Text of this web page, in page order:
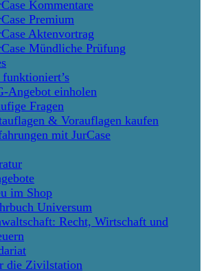
Kommentare
Premium
Aktenvortrag
Mündliche Prüfung
funktioniert’s
Angebot einholen
Fragen
& Vorauflagen kaufen
mit JurCase
im Shop
Universum
Recht, Wirtschaft und
die Zivilstation